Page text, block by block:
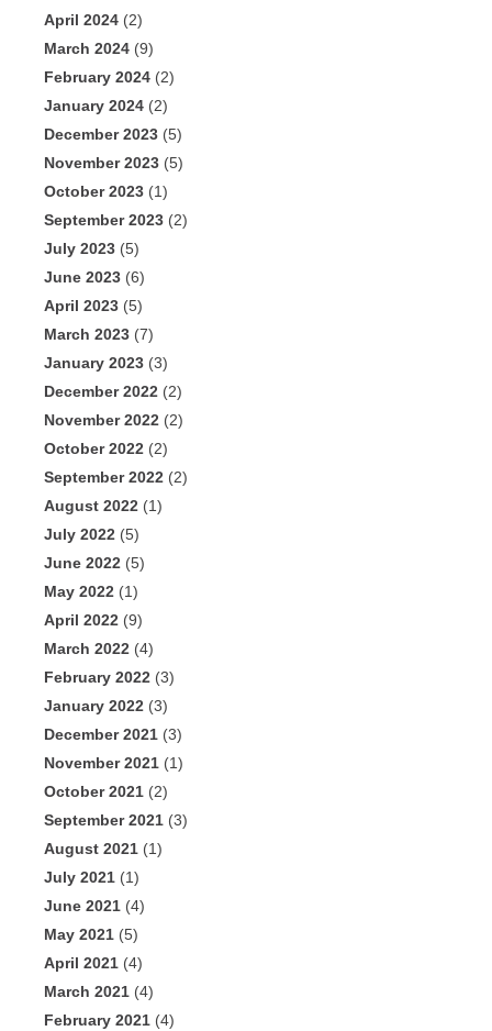
April 2024 (2)
March 2024 (9)
February 2024 (2)
January 2024 (2)
December 2023 (5)
November 2023 (5)
October 2023 (1)
September 2023 (2)
July 2023 (5)
June 2023 (6)
April 2023 (5)
March 2023 (7)
January 2023 (3)
December 2022 (2)
November 2022 (2)
October 2022 (2)
September 2022 (2)
August 2022 (1)
July 2022 (5)
June 2022 (5)
May 2022 (1)
April 2022 (9)
March 2022 (4)
February 2022 (3)
January 2022 (3)
December 2021 (3)
November 2021 (1)
October 2021 (2)
September 2021 (3)
August 2021 (1)
July 2021 (1)
June 2021 (4)
May 2021 (5)
April 2021 (4)
March 2021 (4)
February 2021 (4)